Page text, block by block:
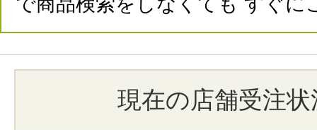
現在の店舗受注状